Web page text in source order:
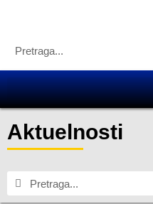
Aktuelnosti